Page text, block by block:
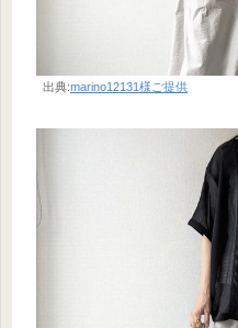
出典:marino12131様ご提供